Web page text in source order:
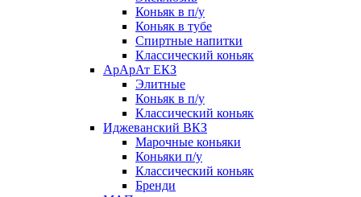
Коньяк в п/у
Коньяк в тубе
Спиртные напитки
Классический коньяк
АрАрАт ЕКЗ
Элитные
Коньяк в п/у
Классический коньяк
Иджеванский ВКЗ
Марочные коньяки
Коньяки п/у
Классический коньяк
Бренди